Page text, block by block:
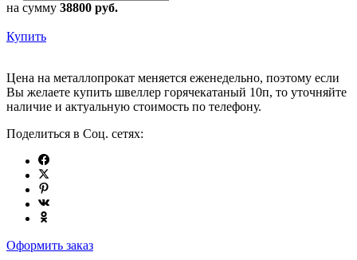
на сумму 38800 руб.
Купить
Цена на металлопрокат меняется еженедельно, поэтому если
Вы желаете купить швеллер горячекатаный 10п, то уточняйте
наличие и актуальную стоимость по телефону.
Поделиться в Соц. сетях:
Оформить заказ